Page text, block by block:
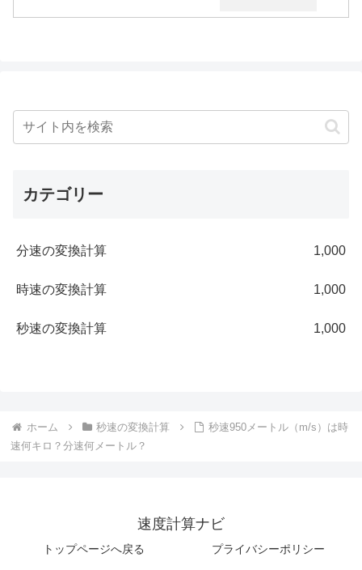
カテゴリー
分速の変換計算 1,000
時速の変換計算 1,000
秒速の変換計算 1,000
ホーム 秒速の変換計算
秒速950メートル（m/s）は時
速何キロ？分速何メートル？
速度計算ナビ
トップページへ戻る プライバシーポリシー